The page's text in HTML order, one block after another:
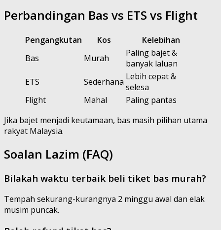
Perbandingan Bas vs ETS vs Flight
Pengangkutan Kos
Kelebihan
Bas
Murah
Paling bajet &
banyak laluan
ETS
Sederhana Lebih cepat &
selesa
Flight
Mahal
Paling pantas
Jika bajet menjadi keutamaan, bas masih pilihan utama
rakyat Malaysia.
Soalan Lazim (FAQ)
Bilakah waktu terbaik beli tiket bas murah?
Tempah sekurang-kurangnya 2 minggu awal dan elak
musim puncak.